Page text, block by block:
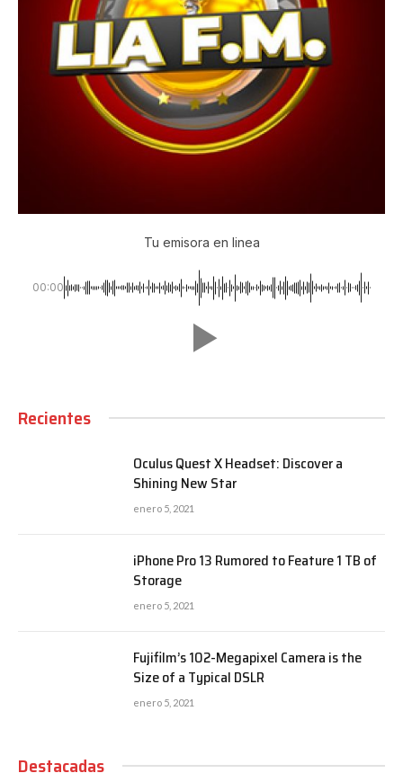
Tu emisora en linea
00:00
Recientes
Oculus Quest X Headset: Discover a
Shining New Star
enero 5, 2021
iPhone Pro 13 Rumored to Feature 1 TB of
Storage
enero 5, 2021
Fujifilm’s 102-Megapixel Camera is the
Size of a Typical DSLR
enero 5, 2021
Destacadas